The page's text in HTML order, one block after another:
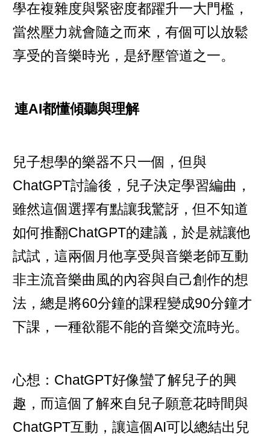
學在複雜度與緊密度都躍升一大門檻，
當然壓力就會隨之而來，有個可以放鬆
享受的音樂時光，是紓壓管道之一。
連AI都懂傾聽與理解
兒子想學的樂器不只一個，但與
ChatGPT討論後，兒子決定學習編曲，
雖然這個選擇有點讓我驚訝，但不知道
如何推翻ChatGPT的建議，於是就讓他
試試，這兩個月他享受與音樂老師互動
非主流音樂曲風的內容與自己創作的想
法，總是將60分鐘的課程變成90分鐘才
下課，一種欲罷不能的音樂交流時光。
心想：ChatGPT好像蠻了解兒子的興
趣，而這個了解來自兒子願意花時間與
ChatGPT互動，讓這個AI可以總結出兒